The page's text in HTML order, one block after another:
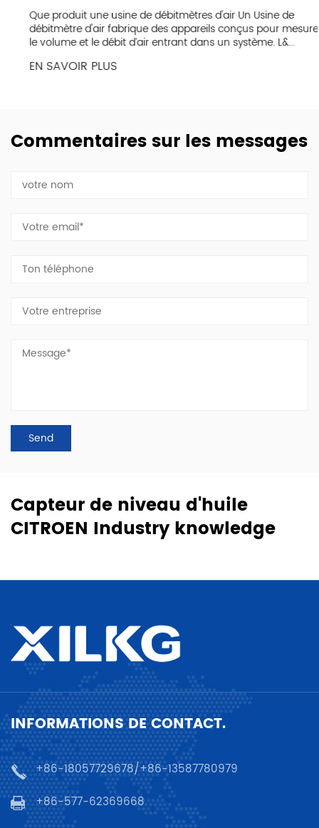
Que produit une usine de débitmètres d'air Un Usine de
débitmètre d'air fabrique des appareils conçus pour mesurer
le volume et le débit d’air entrant dans un système. L&...
EN SAVOIR PLUS
Commentaires sur les messages
Capteur de niveau d'huile
CITROEN Industry knowledge
INFORMATIONS DE CONTACT.
+86-18057729678/+86-13587780979
+86-577-62369668